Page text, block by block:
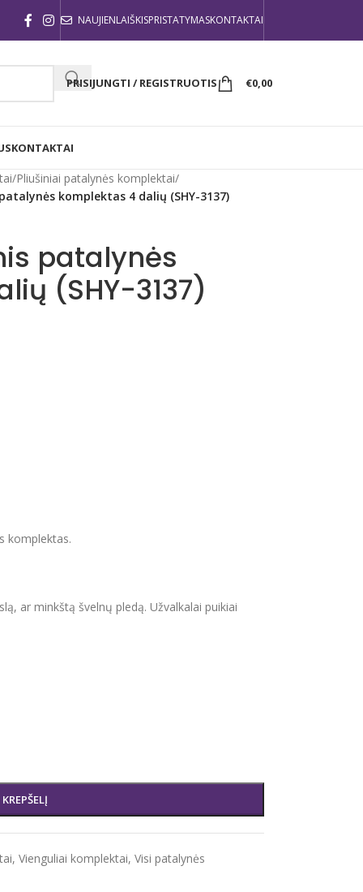
NAUJIENLAIŠKISPRISTATYMASKONTAKTAI
PRISIJUNGTI / REGISTRUOTIS €0,00
KONTAKTAI
/Pliušiniai patalynės komplektai/
komplektas 4 dalių (SHY-3137)
patalynės
(SHY-3137)
komplektas.
ar minkštą švelnų pledą. Užvalkalai puikiai
, Vienguliai komplektai, Visi patalynės